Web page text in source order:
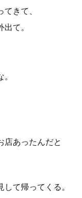
きて、
て。
店あったんだと
て帰ってくる。